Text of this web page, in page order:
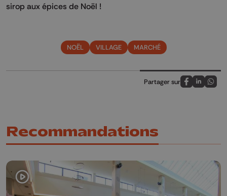
sirop aux épices de Noël !
NOËL VILLAGE MARCHÉ
Partager sur
Partagez sur
Partagez
Recommandations